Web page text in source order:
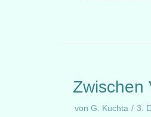
Zwischen
von G. Kuchta 3.